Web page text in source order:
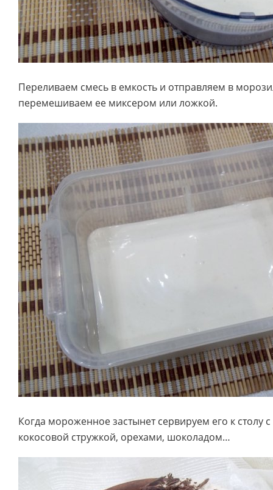
Переливаем смесь в емкость и отправляем в
перемешиваем ее миксером или ложкой.
Когда мороженное застынет сервируем его к столу
кокосовой стружкой, орехами, шоколадом…